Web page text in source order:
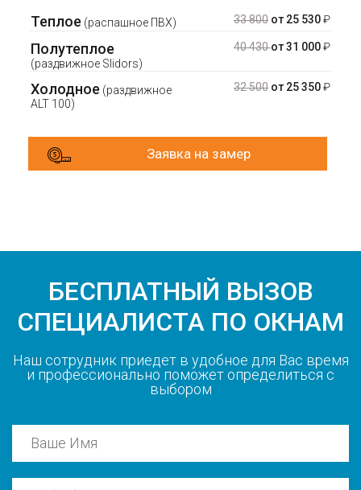
Теплое (распашное ПВХ) 33 800 от 25 530₽
Полутеплое
(раздвижное Slidors)
40 430от 31 000₽
Холодное (раздвижное
ALT 100)
32 500 от 25 350₽
Заявка на замер
БЕСПЛАТНЫЙ ВЫЗОВ
СПЕЦИАЛИСТА ПО ОКНАМ
Наш сотрудник приедет в удобное для Вас время
и профессионально поможет определиться с
выбором